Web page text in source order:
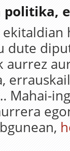
politika,
dute
aurrez
Mahai-